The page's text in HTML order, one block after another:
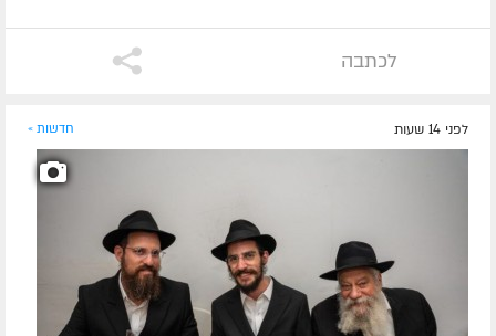
לכתבה
לפני 14 שעות חדשות »